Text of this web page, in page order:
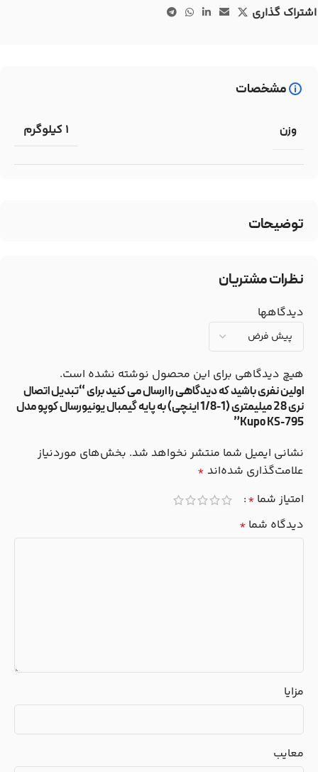
اشتراک گذاری
توضیحات
مشخصات
وزن 1 کیلوگرم
نظرات مشتریان
دیدگاهها
هیچ دیدگاهی برای این محصول نوشته نشده است.
اولین نفری باشید که دیدگاهی را ارسال می کنید برای “تبدیل اتصال
نری 28 میلیمتری (1-1/8 اینچی) به پایه گیمبال یونیورسال کوپو مدل
Kupo KS-795”
نشانی ایمیل شما منتشر نخواهد شد. بخش‌های موردنیاز
علامت‌گذاری شده‌اند *
امتیاز شما *
دیدگاه شما *
مزایا
معایب